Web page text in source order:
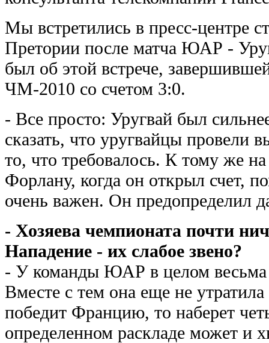
Мы встретились в пресс-центре
Претории после матча ЮАР -
был об этой встрече,
ЧМ-2010 со счетом 3:0.
- Все просто: Уругвай был
сказать, что уругвайцы провели
то, что требовалось. К тому же
Форлану, когда он открыл счет,
очень важен. Он предопределил
- Хозяева чемпионата почти
Нападение - их слабое звено?
- У команды ЮАР в целом весьма
Вместе с тем она еще не
победит Францию, то наберет
определенном раскладе может и